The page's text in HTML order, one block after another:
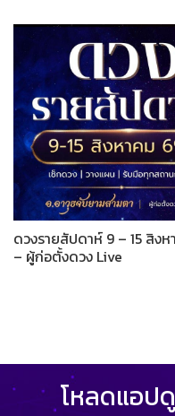
ดวงรายสัปดาห์ 9 – 15 สิง
– ผู้ก่อตั้งดวง Live
โหลดแอป